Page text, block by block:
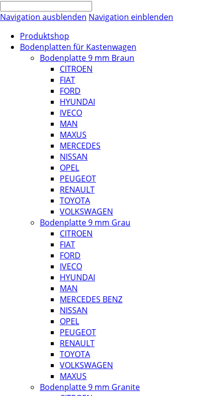
Navigation ausblenden Navigation einblenden
Produktshop
Bodenplatten für Kastenwagen
Bodenplatte 9 mm Braun
CITROEN
FIAT
FORD
HYUNDAI
IVECO
MAN
MAXUS
MERCEDES
NISSAN
OPEL
PEUGEOT
RENAULT
TOYOTA
VOLKSWAGEN
Bodenplatte 9 mm Grau
CITROEN
FIAT
FORD
IVECO
HYUNDAI
MAN
MERCEDES BENZ
NISSAN
OPEL
PEUGEOT
RENAULT
TOYOTA
VOLKSWAGEN
MAXUS
Bodenplatte 9 mm Granite